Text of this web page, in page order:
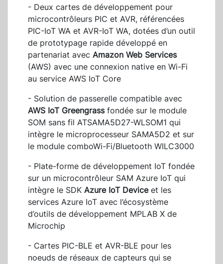
- Deux cartes de développement pour
microcontrôleurs PIC et AVR, référencées
PIC-IoT WA et AVR-IoT WA, dotées d’un outil
de prototypage rapide développé en
partenariat avec Amazon Web Services
(AWS) avec une connexion native en Wi-Fi
au service AWS IoT Core
- Solution de passerelle compatible avec
AWS IoT Greengrassfondée sur le module
SOM sans fil ATSAMA5D27-WLSOM1 qui
intègre le microprocesseur SAMA5D2 et sur
le module comboWi-Fi/Bluetooth WILC3000
- Plate-forme de développement IoT fondée
sur un microcontrôleur SAM Azure IoT qui
intègre le SDK Azure IoT Device et les
services Azure IoT avec l’écosystème
d’outils de développement MPLAB X de
Microchip
- Cartes PIC-BLE et AVR-BLE pour les
noeuds de réseaux de capteurs qui se